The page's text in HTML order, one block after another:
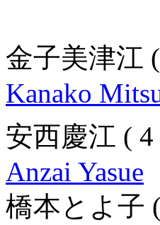
金子美津江
Kanako
安西慶江 ( 4
Anzai Yasue
橋本とよ子